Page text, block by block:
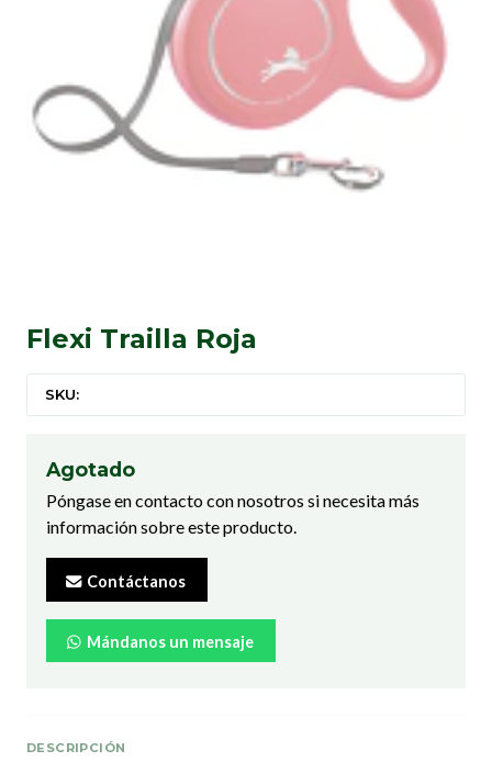
Flexi Trailla Roja
SKU:
Agotado
Póngase en contacto con nosotros si necesita más
información sobre este producto.
Contáctanos
Mándanos un mensaje
DESCRIPCIÓN